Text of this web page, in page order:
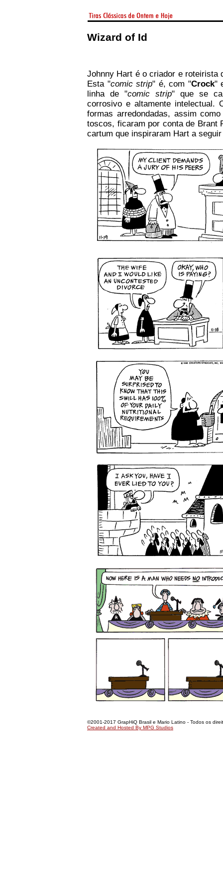
Wizard of Id
Johnny Hart é o criador e roteirista
Esta "comic strip" é, com "Crock"
linha de "comic strip" que se
corrosivo e altamente intelectual.
formas arredondadas, assim
toscos, ficaram por conta de Brant
cartum que inspiraram Hart a
©2001-2017 GrapHiQ Brasil e Mario Latino - Todos os
Created and Hosted By MPG Studios